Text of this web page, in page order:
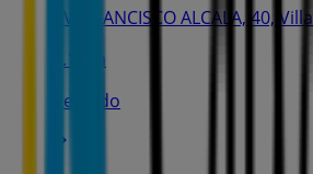
AV. FRANCISCO ALCALA, 40,
7.1 km
Cerrado